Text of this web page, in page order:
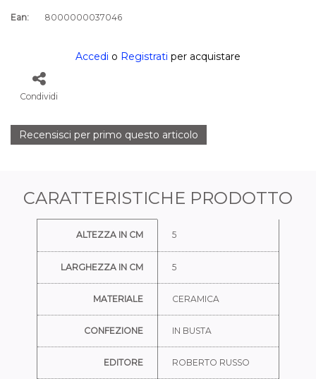
Ean: 8000000037046
Accedi o Registrati per acquistare
Condividi
Recensisci per primo questo articolo
CARATTERISTICHE PRODOTTO
ALTEZZA IN CM 5
LARGHEZZA IN CM 5
MATERIALE CERAMICA
CONFEZIONE IN BUSTA
EDITORE ROBERTO RUSSO